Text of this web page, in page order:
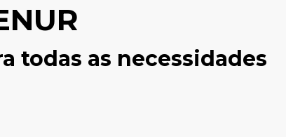
todas as necessidades